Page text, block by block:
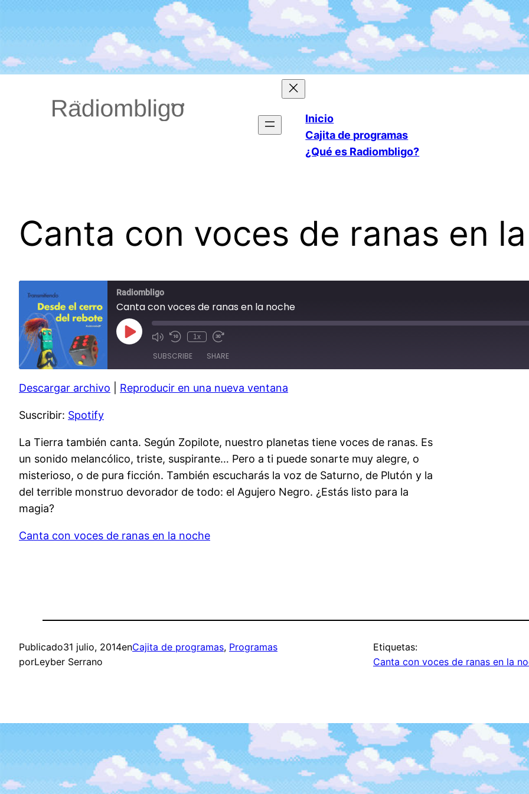
Inicio
Cajita de programas
¿Qué es Radiombligo?
Canta con voces de ranas en
Radiombligo
Canta con voces de ranas en la noche
Play
Episode Mute/Unmute
Rewind
Seconds
1x
Fast
30
seconds
SUBSCRIBE SHARE
Spotify
RSS FEED
SHARE
LINK
EMBED
Descargar archivo Reproducir en una nueva ventana
Suscribir: Spotify
La Tierra también canta. Según Zopilote, nuestro planetas tiene voces de ranas. Es
un sonido melancólico, triste, suspirante… Pero a ti puede sonarte muy alegre, o
misterioso, o de pura ficción. También escucharás la voz de Saturno, de Plutón y la
del terrible monstruo devorador de todo: el Agujero Negro. ¿Estás listo para la
magia?
Canta con voces de ranas en la noche
Publicado31 julio, 2014enCajita de programas, Programas
porLeyber Serrano
Etiquetas:
Canta con voces de ranas en la